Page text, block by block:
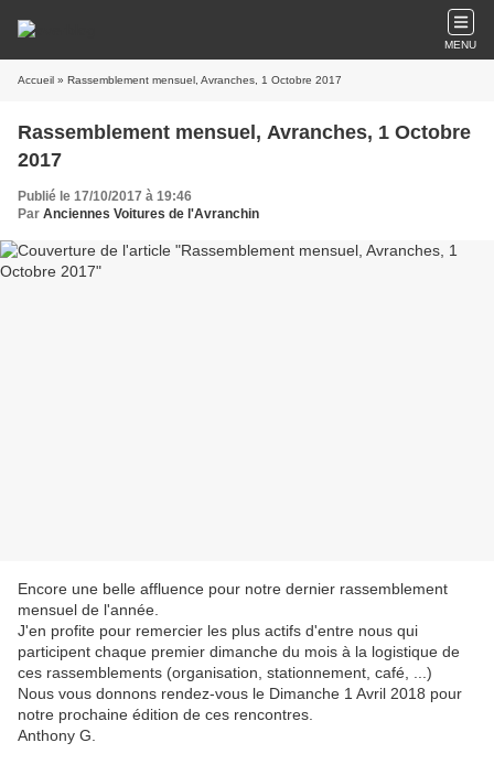
MENU
Accueil » Rassemblement mensuel, Avranches, 1 Octobre 2017
Rassemblement mensuel, Avranches, 1 Octobre
2017
Publié le 17/10/2017 à 19:46
Par Anciennes Voitures de l'Avranchin
Encore une belle affluence pour notre dernier rassemblement
mensuel de l'année.
J'en profite pour remercier les plus actifs d'entre nous qui
participent chaque premier dimanche du mois à la logistique de
ces rassemblements (organisation, stationnement, café, ...)
Nous vous donnons rendez-vous le Dimanche 1 Avril 2018 pour
notre prochaine édition de ces rencontres.
Anthony G.